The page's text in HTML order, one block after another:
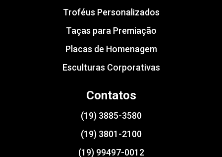
Troféus Personalizados
Taças para Premiação
Placas de Homenagem
Esculturas Corporativas
Contatos
(19) 3885-3580
(19) 3801-2100
(19) 99497-0012